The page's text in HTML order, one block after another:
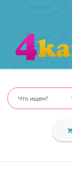
Что ищем?